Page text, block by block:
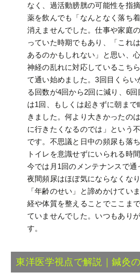
なく、過活動膀胱の可能性を指
薬を飲んでも「なんとなく落ち
消えませんでした。仕事や家庭
っていた時期でもあり、「これ
あるのかもしれない」と思い、
神経の乱れに対応しているこち
て通い始めました。3回目くらい
る回数が4回から2回に減り、6回
は1回、もしくは起きずに朝まで
きました。何より大きかったの
に行きたくなるのでは」という
です。不思議と日中の頻尿も落
トイレを意識せずにいられる時
今では月1回のメンテナンスで通
夜間頻尿はほぼ気にならなくな
「年齢のせい」と諦めかけてい
経や体質を整えることでここま
ていませんでした。いつもあり
す。
東洋医学視点で解説｜鍼灸